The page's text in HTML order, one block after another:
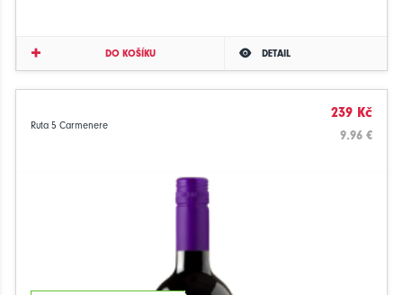
DO KOŠÍKU DETAIL
Ruta 5 Carmenere
239 Kč
9.96 €